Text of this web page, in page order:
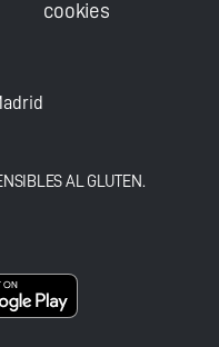
cookies
AL GLUTEN.